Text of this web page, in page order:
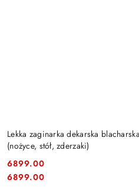
Lekka zaginarka dekarska
(nożyce, stół, zderzaki)
Cena:
6899.00
Cena:
6899.00